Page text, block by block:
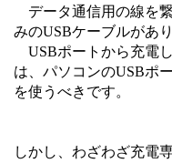
データ通信用の線を
みのUSBケーブルがあり
USBポートから充電
は、パソコンのUSBポ
を使うべきです。
しかし、わざわざ充電